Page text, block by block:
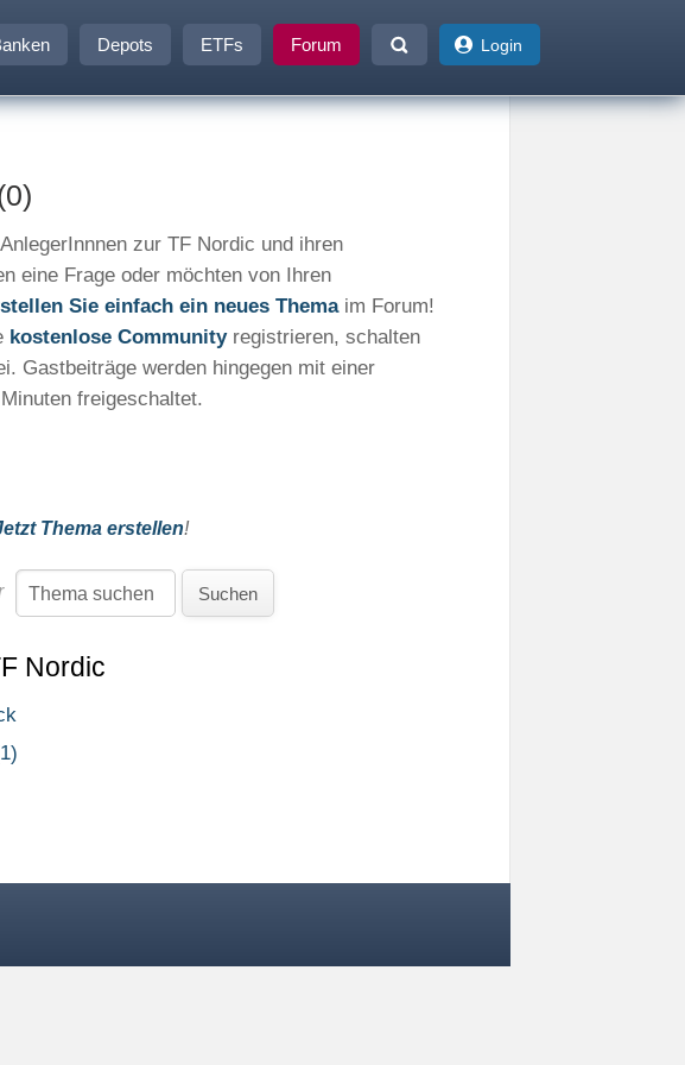
Depots ETFs Forum Login
zur TF Nordic und ihren
eine Frage oder möchten von Ihren
Sie einfach ein neues Themaim Forum!
kostenlose Communityregistrieren, schalten
Gastbeiträge werden hingegen mit einer
freigeschaltet.
Thema erstellen!
Suchen
Nordic